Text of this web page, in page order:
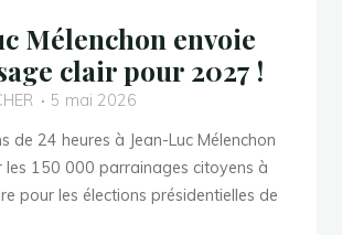
Valentinois.es
?"
Mélenchon envoie
clair pour 2027 !
5 mai 2026
de 24 heures à Jean-Luc Mélenchon
les 150 000 parrainages citoyens à
pour les élections présidentielles de